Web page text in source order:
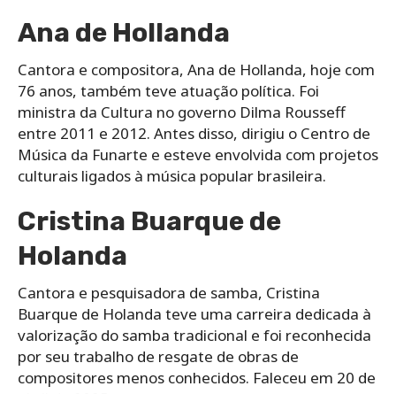
Ana de Hollanda
Cantora e compositora, Ana de Hollanda, hoje com
76 anos, também teve atuação política. Foi
ministra da Cultura no governo Dilma Rousseff
entre 2011 e 2012. Antes disso, dirigiu o Centro de
Música da Funarte e esteve envolvida com projetos
culturais ligados à música popular brasileira.
Cristina Buarque de
Holanda
Cantora e pesquisadora de samba, Cristina
Buarque de Holanda teve uma carreira dedicada à
valorização do samba tradicional e foi reconhecida
por seu trabalho de resgate de obras de
compositores menos conhecidos. Faleceu em 20 de